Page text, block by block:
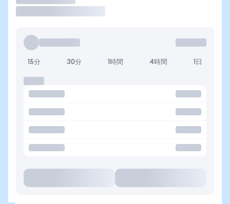
15分 30分 1時間 4時間 1日